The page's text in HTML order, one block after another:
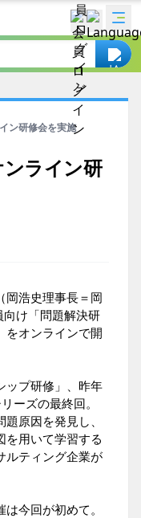
ン研修会を実施
ライン研
浩史理事長＝岡
け「問題解決研
をオンラインで開
ップ研修」、昨年
ーズの最終回。
原因を発見し、
を用いて学習する
ルティング企業が
今回が初めて。